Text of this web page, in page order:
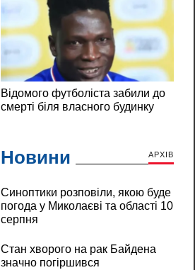
Новини АРХІВ
Синоптики розповіли, якою буде
погода у Миколаєві та області 10
серпня
Стан хворого на рак Байдена
значно погіршився